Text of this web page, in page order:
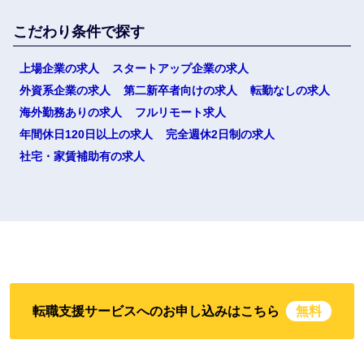
こだわり条件で探す
上場企業の求人
スタートアップ企業の求人
外資系企業の求人
第二新卒者向けの求人
転勤なしの求人
海外勤務ありの求人
フルリモート求人
年間休日120日以上の求人
完全週休2日制の求人
社宅・家賃補助有の求人
転職支援サービスへのお申し込みはこちら 無料